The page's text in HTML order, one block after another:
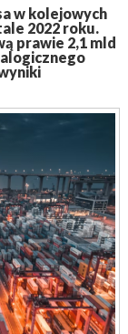
w kolejowych
2022 roku.
prawie 2,1 mld